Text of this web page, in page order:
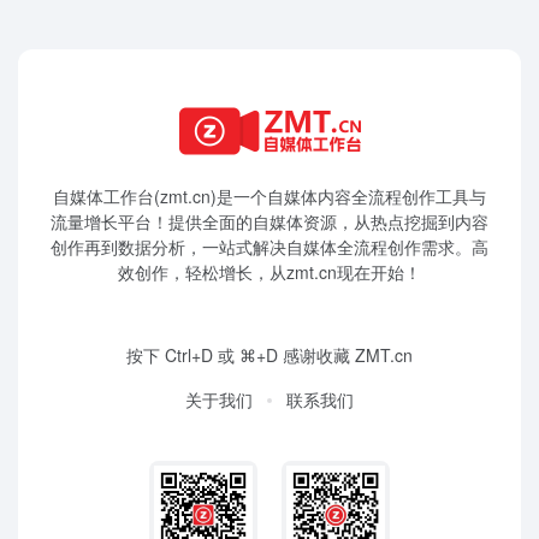
自媒体工作台(zmt.cn)是一个自媒体内容全流程创作工具与
流量增长平台！提供全面的自媒体资源，从热点挖掘到内容
创作再到数据分析，一站式解决自媒体全流程创作需求。高
效创作，轻松增长，从zmt.cn现在开始！
按下 Ctrl+D 或 ⌘+D 感谢收藏 ZMT.cn
关于我们
联系我们